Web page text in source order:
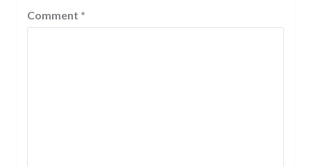
Comment *